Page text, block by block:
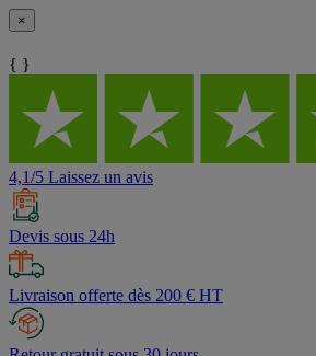
×
{ }
4,1/5 Laissez un avis
Devis sous 24h
Livraison offerte dès 200 € HT